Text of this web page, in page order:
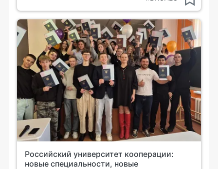
Российский университет кооперации:
новые специальности, новые